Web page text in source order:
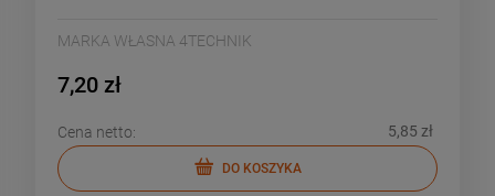
MARKA WŁASNA 4TECHNIK
7,20 zł
Cena netto: 5,85 zł
DO KOSZYKA